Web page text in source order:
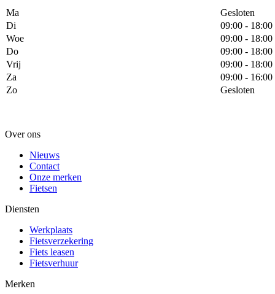
Ma
Gesloten
Di
09:00 - 18:00
Woe
09:00 - 18:00
Do
09:00 - 18:00
Vrij
09:00 - 18:00
Za
09:00 - 16:00
Zo
Gesloten
Over ons
Nieuws
Contact
Onze merken
Fietsen
Diensten
Werkplaats
Fietsverzekering
Fiets leasen
Fietsverhuur
Merken